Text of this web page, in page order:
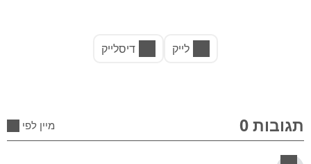
לייק דיסלייק
תגובות 0 מיין לפי